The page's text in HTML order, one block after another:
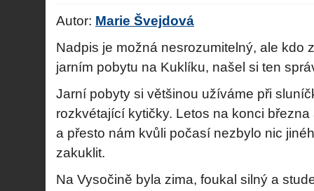
Autor: Marie Švejdová
Nadpis je možná nesrozumitelný, ale kdo
jarním pobytu na Kuklíku, našel si ten
Jarní pobyty si většinou užíváme při
rozkvétající kytičky. Letos na konci
a přesto nám kvůli počasí nezbylo nic
zakuklit.
Na Vysočině byla zima, foukal silný a